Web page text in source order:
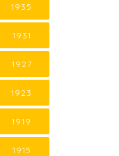
1935
1931
1927
1923
1919
1915